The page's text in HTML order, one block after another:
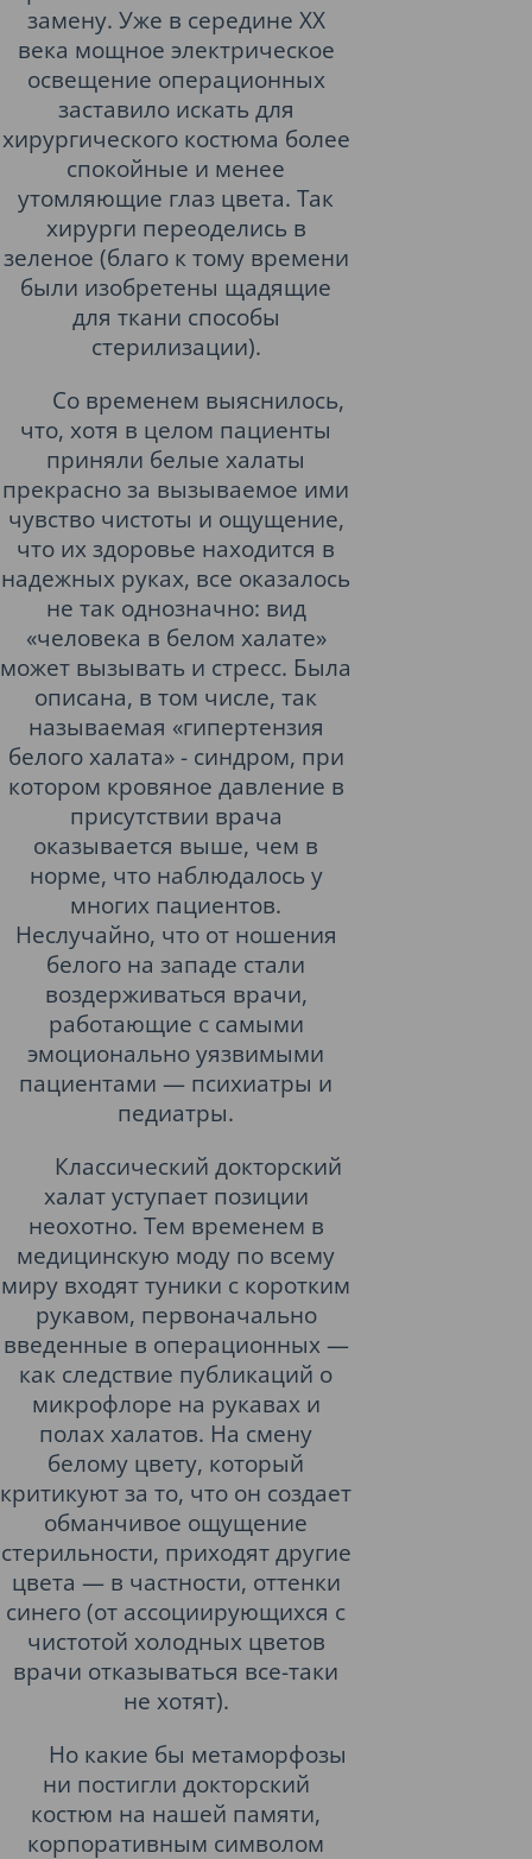
замену. Уже в середине XX
века мощное электрическое
освещение операционных
заставило искать для
хирургического костюма более
спокойные и менее
утомляющие глаз цвета. Так
хирурги переоделись в
зеленое (благо к тому времени
были изобретены щадящие
для ткани способы
стерилизации).
Со временем выяснилось,
что, хотя в целом пациенты
приняли белые халаты
прекрасно за вызываемое ими
чувство чистоты и ощущение,
что их здоровье находится в
надежных руках, все оказалось
не так однозначно: вид
«человека в белом халате»
может вызывать и стресс. Была
описана, в том числе, так
называемая «гипертензия
белого халата» - синдром, при
котором кровяное давление в
присутствии врача
оказывается выше, чем в
норме, что наблюдалось у
многих пациентов.
Неслучайно, что от ношения
белого на западе стали
воздерживаться врачи,
работающие с самыми
эмоционально уязвимыми
пациентами — психиатры и
педиатры.
Классический докторский
халат уступает позиции
неохотно. Тем временем в
медицинскую моду по всему
миру входят туники с коротким
рукавом, первоначально
введенные в операционных —
как следствие публикаций о
микрофлоре на рукавах и
полах халатов. На смену
белому цвету, который
критикуют за то, что он создает
обманчивое ощущение
стерильности, приходят другие
цвета — в частности, оттенки
синего (от ассоциирующихся с
чистотой холодных цветов
врачи отказываться все-таки
не хотят).
Но какие бы метаморфозы
ни постигли докторский
костюм на нашей памяти,
корпоративным символом